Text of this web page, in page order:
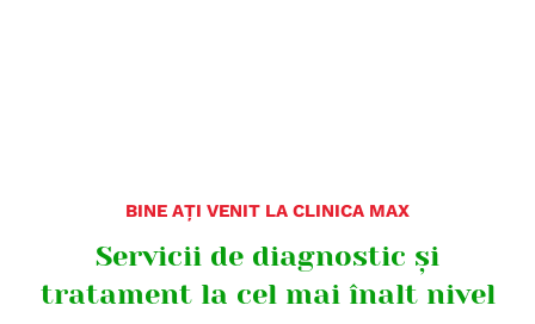
BINE AȚI VENIT LA CLINICA MAX
Servicii de diagnostic și
tratament la cel mai înalt nivel